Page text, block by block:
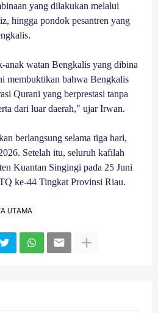
yang dilakukan melalui
hingga pondok pesantren yang
anak watan Bengkalis yang dibina
membuktikan bahwa Bengkalis
Qurani yang berprestasi tanpa
dari luar daerah," ujar Irwan.
berlangsung selama tiga hari,
Setelah itu, seluruh kafilah
Kuantan Singingi pada 25 Juni
ke-44 Tingkat Provinsi Riau.
UTAMA